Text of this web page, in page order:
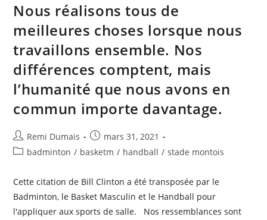
Nous réalisons tous de
meilleures choses lorsque nous
travaillons ensemble. Nos
différences comptent, mais
l’humanité que nous avons en
commun importe davantage.
Remi Dumais
mars 31, 2021
badminton / basketm / handball / stade montois
Cette citation de Bill Clinton a été transposée par le
Badminton, le Basket Masculin et le Handball pour
l'appliquer aux sports de salle. Nos ressemblances sont